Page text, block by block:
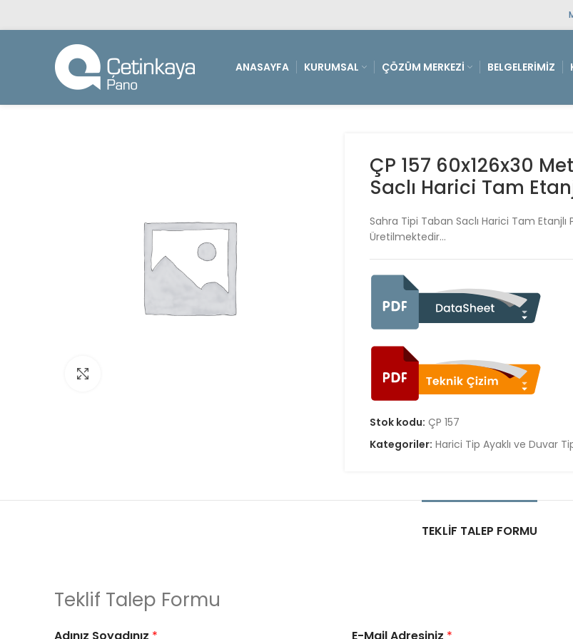
ANASAYFA KURUMSAL ÇÖZÜM MERKEZI BELGELERIMIZ
ÇP 157 60x126x30
Saclı Harici Tam
Sahra Tipi Taban Saclı Harici Tam Etanjlı
Üretilmektedir…
Stok kodu: ÇP 157
Kategoriler: Harici Tip Ayaklı ve Duvar
TEKLIF TALEP FORMU
Teklif Talep Formu